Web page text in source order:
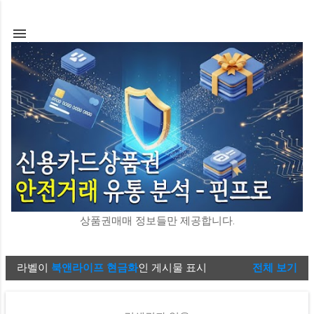
상품권매매 정보들만 제공합니다.
글
라벨이 북앤라이프 현금화인 게시물 표시 전체 보기